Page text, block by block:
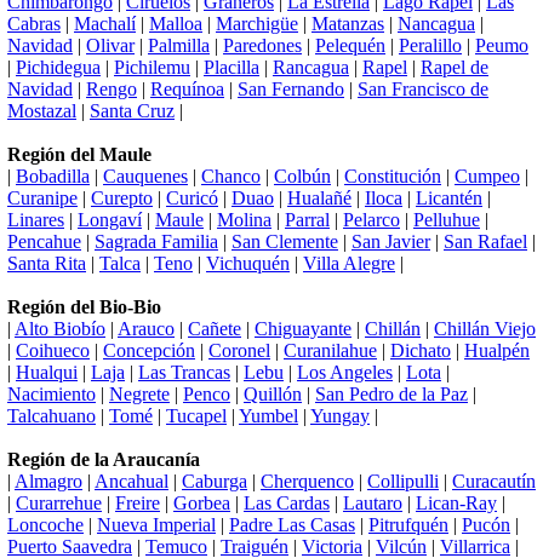
Cabras | Machalí| Malloa | Marchigüe | Matanzas | Nancagua |
Navidad | Olivar| Palmilla | Paredones | Pelequén | Peralillo | Peumo
| Pichidegua | Pichilemu | Placilla | Rancagua | Rapel | Rapel de
Navidad | Rengo | Requínoa | San Fernando | San Francisco de
Mostazal | Santa Cruz |
Región del Maule
| Bobadilla | Cauquenes | Chanco | Colbún | Constitución | Cumpeo |
Curanipe | Curepto | Curicó | Duao | Hualañé | Iloca | Licantén |
Linares | Longaví| Maule | Molina | Parral | Pelarco | Pelluhue |
Pencahue | Sagrada Familia | San Clemente | San Javier| San Rafael |
Santa Rita | Talca | Teno | Vichuquén | Villa Alegre |
Región del Bio-Bio
| Alto Biobío | Arauco | Cañete | Chiguayante | Chillán | Chillán Viejo
| Coihueco | Concepción | Coronel | Curanilahue | Dichato | Hualpén
| Hualqui | Laja | Las Trancas | Lebu | Los Angeles | Lota |
Nacimiento | Negrete | Penco | Quillón | San Pedro de la Paz |
Talcahuano | Tomé | Tucapel | Yumbel | Yungay |
Región de la Araucanía
| Almagro | Ancahual | Caburga | Cherquenco | Collipulli | Curacautín
| Curarrehue | Freire | Gorbea | Las Cardas | Lautaro | Lican-Ray |
Loncoche | Nueva Imperial | Padre Las Casas | Pitrufquén | Pucón |
Puerto Saavedra | Temuco | Traiguén | Victoria | Vilcún | Villarrica |